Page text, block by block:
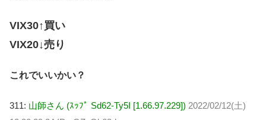
VIX30↑買い
VIX20↓売り
これでいいかい？
311: 山師さん (ｽｯﾌﾟ Sd62-Ty5I [1.66.97.229]) 2022/02/12(土)